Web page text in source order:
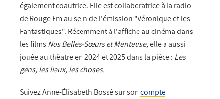
également coautrice. Elle est collaboratrice à la radio
de Rouge Fm au sein de l'émission "Véronique et les
Fantastiques". Récemment à l'affiche au cinéma dans
les films Nos Belles-Sœurs et Menteuse,elle a aussi
jouée au thêatre en 2024 et 2025dans la pièce : Les
gens, les lieux, les choses.
Suivez Anne-Élisabeth Bossé sur soncompte